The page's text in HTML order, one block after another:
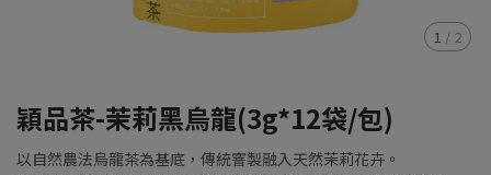
1 / 2
穎品茶-茉莉黑烏龍(3g*12袋/包)
以自然農法烏龍茶為基底，傳統窨製融入天然茉莉花卉。